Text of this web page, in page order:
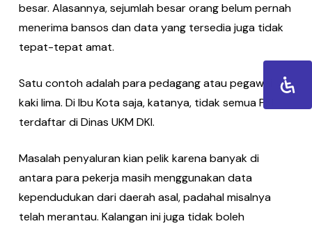
besar. Alasannya, sejumlah besar orang belum pernah
menerima bansos dan data yang tersedia juga tidak
tepat-tepat amat.
Satu contoh adalah para pedagang atau pegawai
kaki lima. Di Ibu Kota saja, katanya, tidak semua PKL
terdaftar di Dinas UKM DKI.
Masalah penyaluran kian pelik karena banyak di
antara para pekerja masih menggunakan data
kependudukan dari daerah asal, padahal misalnya
telah merantau. Kalangan ini juga tidak boleh